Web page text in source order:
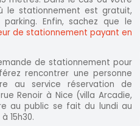
le stationnement est gratuit,
Enfin, sachez que le
de stationnement payant en
de stationnement pour
rencontrer une personne
au service réservation de
Renoir à Nice (villa Arcadie,
au public se fait du lundi au
15h30.